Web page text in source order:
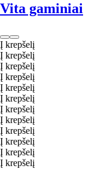
Vita gaminiai
Į krepšelį
Į krepšelį
Į krepšelį
Į krepšelį
Į krepšelį
Į krepšelį
Į krepšelį
Į krepšelį
Į krepšelį
Į krepšelį
Į krepšelį
Į krepšelį